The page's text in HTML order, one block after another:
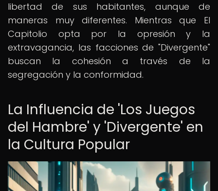
libertad de sus habitantes, aunque de
maneras muy diferentes. Mientras que El
Capitolio opta por la opresión y la
extravagancia, las facciones de "Divergente"
buscan la cohesión a través de la
segregación y la conformidad.
La Influencia de 'Los Juegos
del Hambre' y 'Divergente' en
la Cultura Popular